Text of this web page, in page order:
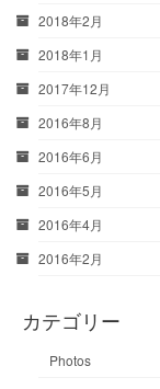
2018年2月
2018年1月
2017年12月
2016年8月
2016年6月
2016年5月
2016年4月
2016年2月
カテゴリー
Photos